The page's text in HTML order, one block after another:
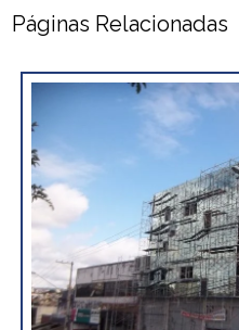
Páginas Relacionadas